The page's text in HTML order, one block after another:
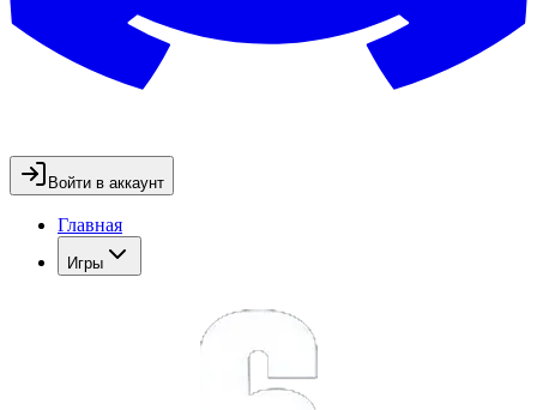
Войти в аккаунт
Главная
Игры